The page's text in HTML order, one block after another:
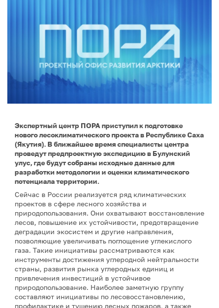
Экспертный центр ПОРА приступил к подготовке
нового лесоклиматического проекта в Республике Саха
(Якутия). В ближайшее время специалисты центра
проведут предпроектную экспедицию в Булунский
улус, где будут собраны исходные данные для
разработки методологии и оценки климатического
потенциала территории.
Сейчас в России реализуется ряд климатических
проектов в сфере лесного хозяйства и
природопользования. Они охватывают восстановление
лесов, повышение их устойчивости, предотвращение
деградации экосистем и другие направления,
позволяющие увеличивать поглощение углекислого
газа. Такие инициативы рассматриваются как
инструменты достижения углеродной нейтральности
страны, развития рынка углеродных единиц и
привлечения инвестиций в устойчивое
природопользование. Наиболее заметную группу
составляют инициативы по лесовосстановлению,
профилактике и тушению лесных пожаров, а также